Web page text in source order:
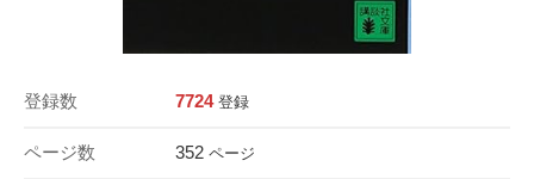
登録数 7724 登録
ページ数 352 ページ